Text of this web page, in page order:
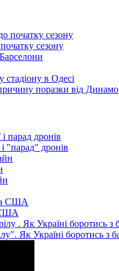
сезону
в Одесі
поразки від Динамо
"парад" дронів
США
Як Україні боротись з